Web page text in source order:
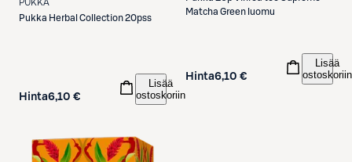
PUKKA
Pukka Herbal Collection 20pss
Hinta6,10 €
Lisää
ostoskoriin
Matcha Green luomu
Hinta6,10 €
Lisää
ostoskoriin